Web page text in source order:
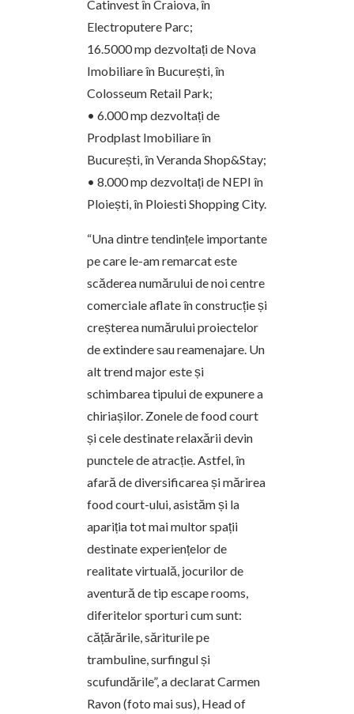
Catinvest în Craiova, în
Electroputere Parc;
16.5000 mp dezvoltați de Nova
Imobiliare în București, în
Colosseum Retail Park;
• 6.000 mp dezvoltați de
Prodplast Imobiliare în
București, în Veranda Shop&Stay;
• 8.000 mp dezvoltați de NEPI în
Ploiești, în Ploiesti Shopping City.
“Una dintre tendințele importante
pe care le-am remarcat este
scăderea numărului de noi centre
comerciale aflate în construcție și
creșterea numărului proiectelor
de extindere sau reamenajare. Un
alt trend major este și
schimbarea tipului de expunere a
chiriașilor. Zonele de food court
și cele destinate relaxării devin
punctele de atracție. Astfel, în
afară de diversificarea și mărirea
food court-ului, asistăm și la
apariția tot mai multor spații
destinate experiențelor de
realitate virtuală, jocurilor de
aventură de tip escape rooms,
diferitelor sporturi cum sunt:
cățărările, săriturile pe
trambuline, surfingul și
scufundările”, a declarat Carmen
Ravon (foto mai sus), Head of